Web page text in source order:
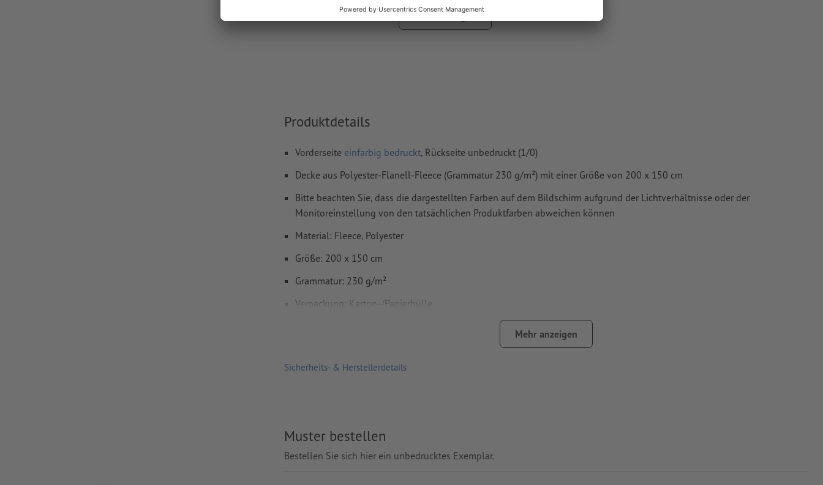
Hilfecenter.
Rechtschreib- und Satzfehlerwerden von uns nicht geprüft
Mehr anzeigen
Produktdetails
Vorderseite einfarbig bedruckt, Rückseite unbedruckt (1/0)
Decke aus Polyester-Flanell-Fleece (Grammatur 230 g/m²) mit einer Größe von 200 x 150 cm
Bitte beachten Sie, dass die dargestellten Farben auf dem Bildschirm aufgrund der Lichtverhältnisse oder der
Monitoreinstellung von den tatsächlichen Produktfarben abweichen können
Material: Fleece, Polyester
Größe: 200 x 150 cm
Grammatur: 230 g/m²
Verpackung: Karton-/Papierhülle
Mehr anzeigen
Sicherheits- & Herstellerdetails
Muster bestellen
Bestellen Sie sich hier ein unbedrucktes Exemplar.